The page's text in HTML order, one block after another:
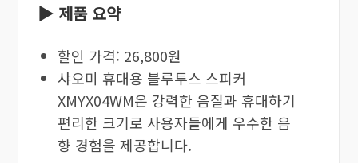
▶ 제품 요약
할인 가격: 26,800원
샤오미 휴대용 블루투스 스피커
XMYX04WM은 강력한 음질과 휴대하기
편리한 크기로 사용자들에게 우수한 음
향 경험을 제공합니다.